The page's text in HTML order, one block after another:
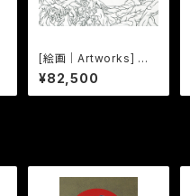
[絵画｜Artworks] 三
十三応現身波図 -明日
への精神- 11
¥82,500